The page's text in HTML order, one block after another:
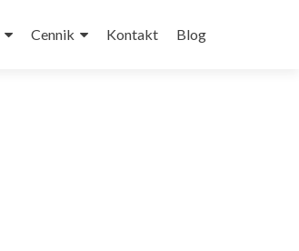
Cennik Kontakt Blog